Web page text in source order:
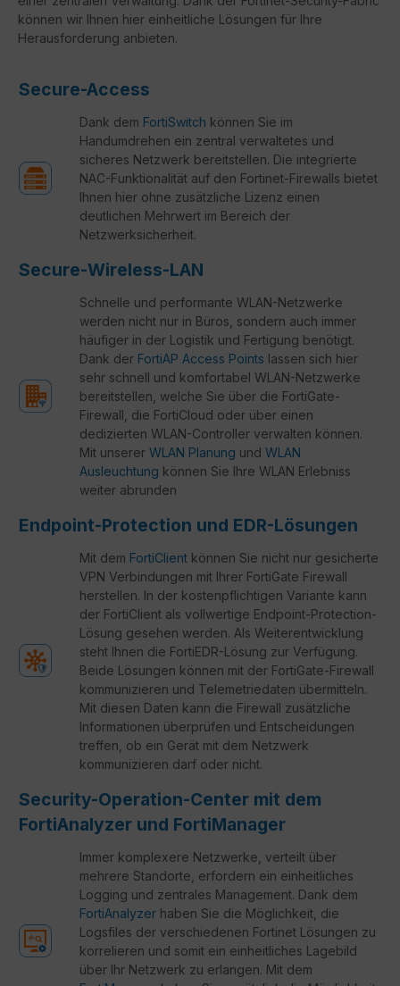
können wir Ihnen hier einheitliche Lösungen für Ihre
Herausforderung anbieten.
Secure-Access
Dank dem FortiSwitch können Sie im
Handumdrehen ein zentral verwaltetes und
sicheres Netzwerk bereitstellen. Die integrierte
NAC-Funktionalität auf den Fortinet-Firewalls bietet
Ihnen hier ohne zusätzliche Lizenz einen
deutlichen Mehrwert im Bereich der
Netzwerksicherheit.
Secure-Wireless-LAN
Schnelle und performante WLAN-Netzwerke
werden nicht nur in Büros, sondern auch immer
häufiger in der Logistik und Fertigung benötigt.
Dank der FortiAP Access Points lassen sich hier
sehr schnell und komfortabel WLAN-Netzwerke
bereitstellen, welche Sie über die FortiGate-
Firewall, die FortiCloud oder über einen
dedizierten WLAN-Controller verwalten können.
Mit unserer WLAN Planung und WLAN
Ausleuchtung können Sie Ihre WLAN Erlebniss
weiter abrunden
Endpoint-Protection und EDR-Lösungen
Mit dem FortiClient können Sie nicht nur gesicherte
VPN Verbindungen mit Ihrer FortiGate Firewall
herstellen. In der kostenpflichtigen Variante kann
der FortiClient als vollwertige Endpoint-Protection-
Lösung gesehen werden. Als Weiterentwicklung
steht Ihnen die FortiEDR-Lösung zur Verfügung.
Beide Lösungen können mit der FortiGate-Firewall
kommunizieren und Telemetriedaten übermitteln.
Mit diesen Daten kann die Firewall zusätzliche
Informationen überprüfen und Entscheidungen
treffen, ob ein Gerät mit dem Netzwerk
kommunizieren darf oder nicht.
Security-Operation-Center mit dem
FortiAnalyzer und FortiManager
Immer komplexere Netzwerke, verteilt über
mehrere Standorte, erfordern ein einheitliches
Logging und zentrales Management. Dank dem
FortiAnalyzer haben Sie die Möglichkeit, die
Logsfiles der verschiedenen Fortinet Lösungen zu
korrelieren und somit ein einheitliches Lagebild
über Ihr Netzwerk zu erlangen. Mit dem